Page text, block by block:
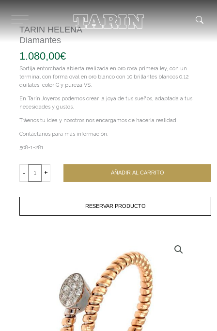
contenido
TARIN HELENA
Diamantes
1.080,00€
Sortija entorchada abierta realizada en oro rosa primera ley, con un
terminal con forma oval en oro blanco con 10 brillantes blancos 0,12
quilates, color G y pureza VS.
En Tarín Joyeros podemos crear la joya de tus sueños, adaptada a tus
necesidades y gustos.
Tráenos tu idea y nosotros nos encargamos de hacerla realidad.
Contáctanos para más información.
508-1-281
-
HELENA
+ AÑADIR AL CARRITO
RESERVAR PRODUCTO